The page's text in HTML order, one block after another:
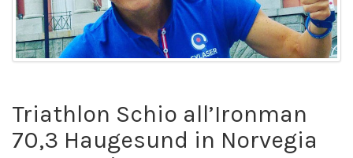
Triathlon Schio all’Ironman
70,3 Haugesund in Norvegia